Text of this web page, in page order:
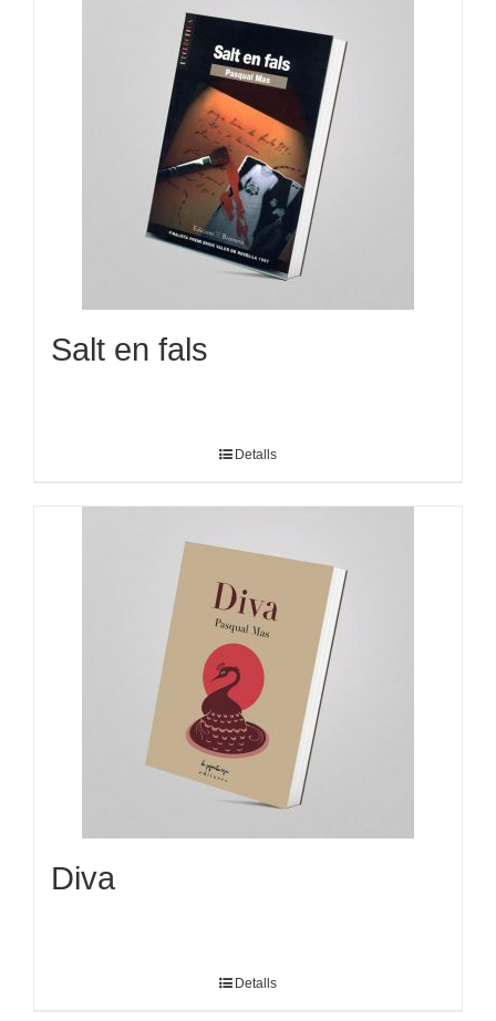
Salt en fals
Detalls
Diva
Detalls